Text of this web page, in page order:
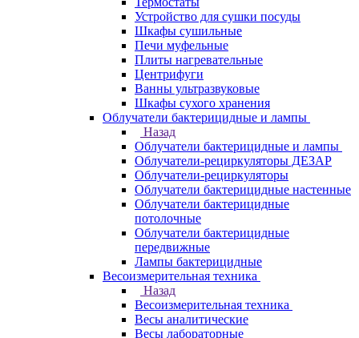
Устройство для сушки посуды
Шкафы сушильные
Печи муфельные
Плиты нагревательные
Центрифуги
Ванны ультразвуковые
Шкафы сухого хранения
Облучатели бактерицидные и лампы
Назад
Облучатели бактерицидные и лампы
Облучатели-рециркуляторы ДЕЗАР
Облучатели-рециркуляторы
Облучатели бактерицидные настенные
Облучатели бактерицидные
потолочные
Облучатели бактерицидные
передвижные
Лампы бактерицидные
Весоизмерительная техника
Назад
Весоизмерительная техника
Весы аналитические
Весы лабораторные